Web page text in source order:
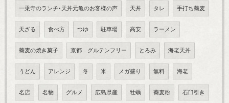
一乗寺のランチ･天丼元亀のお客様の声 天丼 タレ 手打ち蕎麦
天ざる 食べ方 つゆ 駐車場 高安 ラーメン
蕎麦の焼き菓子 京都 グルテンフリー とろみ 海老天丼
うどん アレンジ 冬 米 メガ盛り 無料 海老
名店 名物 グルメ 広島県産 牡蠣 蕎麦粉 石臼引き